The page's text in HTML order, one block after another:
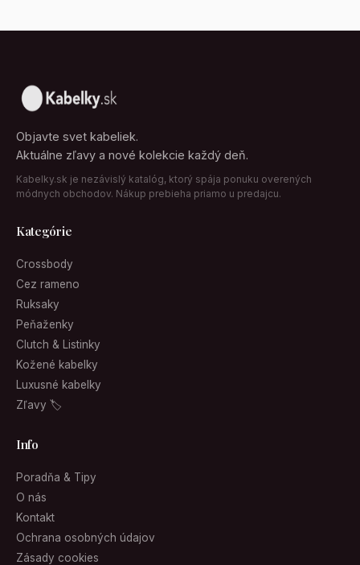
Objavte svet kabeliek.
Aktuálne zľavy a nové kolekcie každý deň.
Kabelky.sk je nezávislý katalóg, ktorý spája ponuku overených
módnych obchodov. Nákup prebieha priamo u predajcu.
Kategórie
Crossbody
Cez rameno
Ruksaky
Peňaženky
Clutch & Listinky
Kožené kabelky
Luxusné kabelky
Zľavy 🏷
Info
Poradňa & Tipy
O nás
Kontakt
Ochrana osobných údajov
Zásady cookies